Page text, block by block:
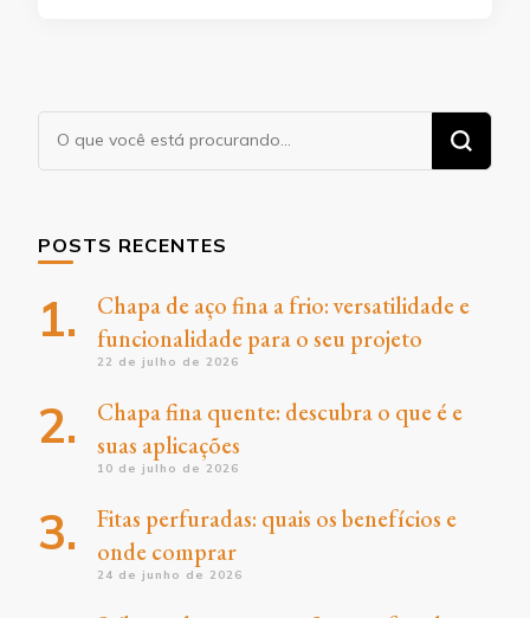
Procurando
algo?
POSTS RECENTES
Chapa de aço fina a frio: versatilidade e
funcionalidade para o seu projeto
22 de julho de 2026
Chapa fina quente: descubra o que é e
suas aplicações
10 de julho de 2026
Fitas perfuradas: quais os benefícios e
onde comprar
24 de junho de 2026